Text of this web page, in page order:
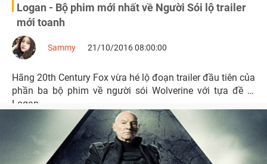
Logan - Bộ phim mới nhất về Người Sói lộ trailer
mới toanh
Sammy 21/10/2016 08:00:00
Hãng 20th Century Fox vừa hé lộ đoạn trailer đầu tiên của
phần ba bộ phim về người sói Wolverine với tựa đề là
Logan.